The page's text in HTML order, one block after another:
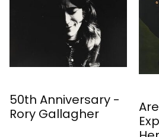
-
Are You
Experienced - Jimi